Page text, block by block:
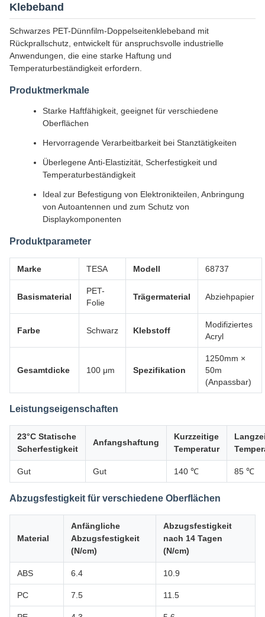
Klebeband
Schwarzes PET-Dünnfilm-Doppelseitenklebeband mit
Rückprallschutz, entwickelt für anspruchsvolle industrielle
Anwendungen, die eine starke Haftung und
Temperaturbeständigkeit erfordern.
Produktmerkmale
Starke Haftfähigkeit, geeignet für verschiedene
Oberflächen
Hervorragende Verarbeitbarkeit bei Stanztätigkeiten
Überlegene Anti-Elastizität, Scherfestigkeit und
Temperaturbeständigkeit
Ideal zur Befestigung von Elektronikteilen, Anbringung
von Autoantennen und zum Schutz von
Displaykomponenten
Produktparameter
Marke TESA Modell 68737
Basismaterial
PET-
Folie
Trägermaterial Abziehpapier
Farbe Schwarz Klebstoff
Modifiziertes
Acryl
Gesamtdicke 100 μm Spezifikation
1250mm ×
50m
(Anpassbar)
Leistungseigenschaften
23°C Statische
Scherfestigkeit
Anfangshaftung
Kurzzeitige
Temperatur
Gut Gut 140 ℃ 85 ℃
Abzugsfestigkeit für verschiedene Oberflächen
Material
Anfängliche
Abzugsfestigkeit
(N/cm)
Abzugsfestigkeit
nach 14 Tagen
(N/cm)
ABS 6.4 10.9
PC 7.5 11.5